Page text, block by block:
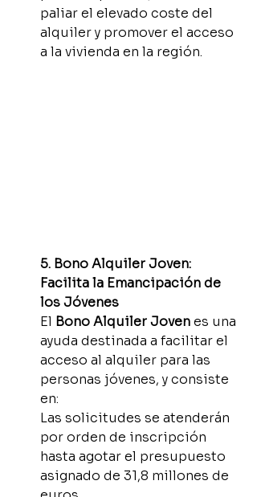
paliar el elevado coste del
alquiler y promover el acceso
a la vivienda en la región.
5. Bono Alquiler Joven:
Facilita la Emancipación de
los Jóvenes
El Bono Alquiler Joven es una
ayuda destinada a facilitar el
acceso al alquiler para las
personas jóvenes, y consiste
en:
Las solicitudes se atenderán
por orden de inscripción
hasta agotar el presupuesto
asignado de 31,8 millones de